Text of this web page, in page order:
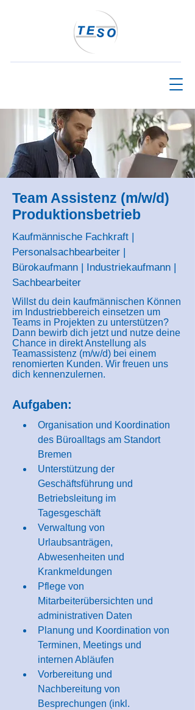
Team Assistenz (m/w/d)
Produktionsbetrieb
Kaufmännische Fachkraft |
Personalsachbearbeiter |
Bürokaufmann | Industriekaufmann |
Sachbearbeiter
Willst du dein kaufmännischen Können
im Industriebbereich einsetzen um
Teams in Projekten zu unterstützen?
Dann bewirb dich jetzt und nutze deine
Chance in direkt Anstellung als
Teamassistenz (m/w/d) bei einem
renomierten Kunden. Wir freuen uns
dich kennenzulernen.
Aufgaben:
Organisation und Koordination
des Büroalltags am Standort
Bremen
Unterstützung der
Geschäftsführung und
Betriebsleitung im
Tagesgeschäft
Verwaltung von
Urlaubsanträgen,
Abwesenheiten und
Krankmeldungen
Pflege von
Mitarbeiterübersichten und
administrativen Daten
Planung und Koordination von
Terminen, Meetings und
internen Abläufen
Vorbereitung und
Nachbereitung von
Besprechungen (inkl.